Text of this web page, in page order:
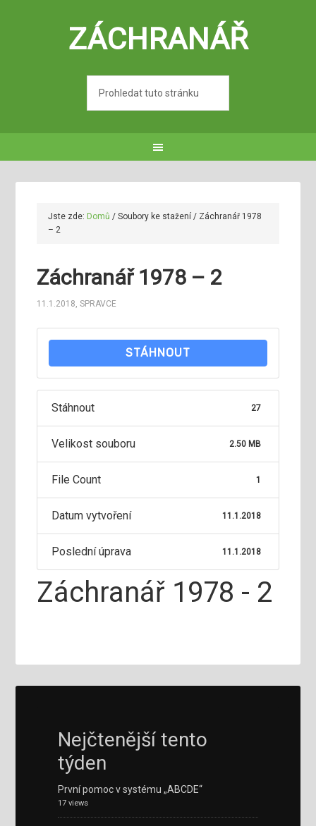
ZÁCHRANÁŘ
Jste zde: Domů / Soubory ke stažení/ Záchranář 1978
– 2
Záchranář 1978 – 2
11.1.2018,SPRAVCE
STÁHNOUT
Stáhnout 27
Velikost souboru 2.50 MB
File Count 1
Datum vytvoření 11.1.2018
Poslední úprava 11.1.2018
Záchranář 1978 - 2
Nejčtenější tento
týden
První pomoc v systému „ABCDE“
17 views